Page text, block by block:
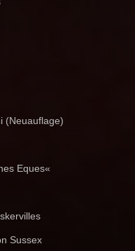
(Neuauflage)
Eques«
Sussex